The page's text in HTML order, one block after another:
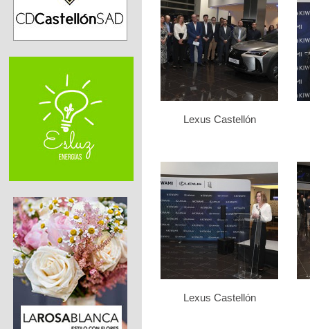
Lexus Castellón
Lexus Castellón